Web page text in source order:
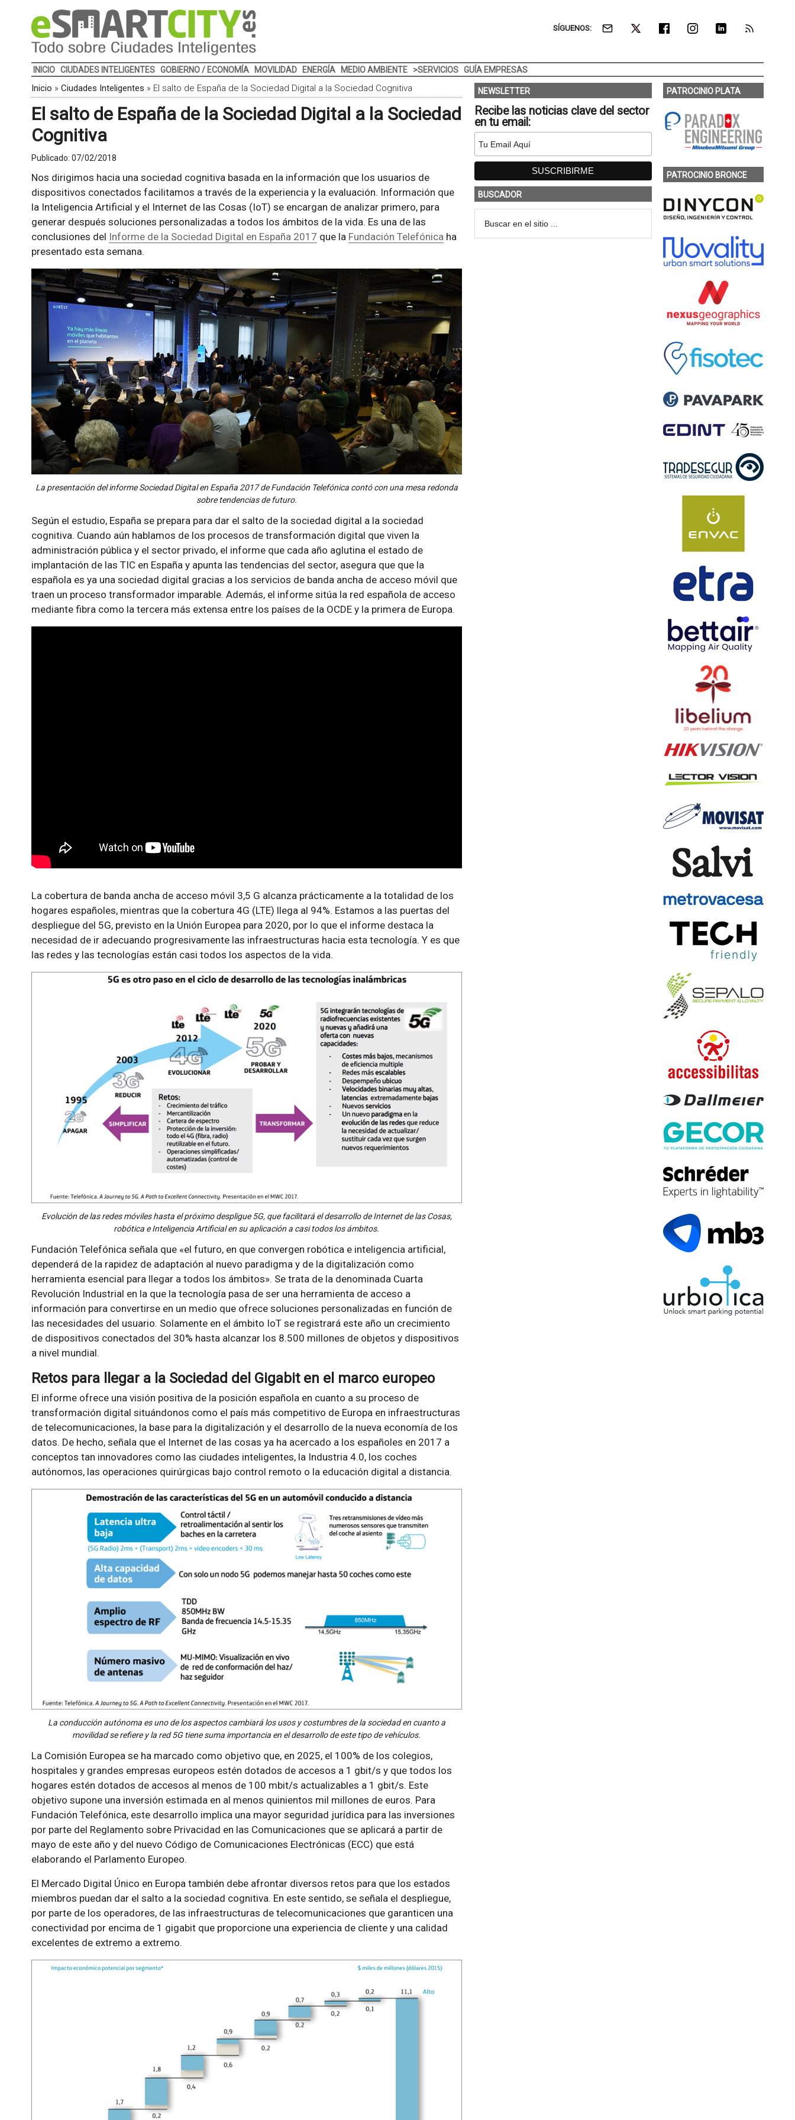
SÍGUENOS:
INICIO CIUDADES INTELIGENTES GOBIERNO / ECONOMÍA MOVILIDAD ENERGÍA MEDIO AMBIENTE >SERVICIOS GUÍA EMPRESAS
Inicio » Ciudades Inteligentes » El salto de España de la Sociedad Digital a la Sociedad Cognitiva
El salto de España de la Sociedad Digital a la Sociedad
Cognitiva
Publicado: 07/02/2018
Nos dirigimos hacia una sociedad cognitiva basada en la información que los usuarios de
dispositivos conectados facilitamos a través de la experiencia y la evaluación. Información que
la Inteligencia Artificial y el Internet de las Cosas (IoT) se encargan de analizar primero, para
generar después soluciones personalizadas a todos los ámbitos de la vida. Es una de las
conclusiones del Informe de la Sociedad Digital en España 2017 que la Fundación Telefónicaha
presentado esta semana.
La presentación del informe Sociedad Digital en España 2017 de Fundación Telefónica contó con una mesa redonda
sobre tendencias de futuro.
Según el estudio, España se prepara para dar el salto de la sociedad digital a la sociedad
cognitiva. Cuando aún hablamos de los procesos de transformación digital que viven la
administración pública y el sector privado, el informe que cada año aglutina el estado de
implantación de las TIC en España y apunta las tendencias del sector, asegura que que la
española es ya una sociedad digital gracias a los servicios de banda ancha de acceso móvil que
traen un proceso transformador imparable. Además, el informe sitúa la red española de acceso
mediante fibra como la tercera más extensa entre los países de la OCDE y la primera de Europa.
La cobertura de banda ancha de acceso móvil 3,5 G alcanza prácticamente a la totalidad de los
hogares españoles, mientras que la cobertura 4G (LTE) llega al 94%. Estamos a las puertas del
despliegue del 5G, previsto en la Unión Europea para 2020, por lo que el informe destaca la
necesidad de ir adecuando progresivamente las infraestructuras hacia esta tecnología. Y es que
las redes y las tecnologías están casi todos los aspectos de la vida.
Evolución de las redes móviles hasta el próximo despligue 5G, que facilitará el desarrollo de Internet de las Cosas,
robótica e Inteligencia Artificial en su aplicación a casi todos los ámbitos.
Fundación Telefónica señala que «el futuro, en que convergen robótica e inteligencia artificial,
dependerá de la rapidez de adaptación al nuevo paradigma y de la digitalización como
herramienta esencial para llegar a todos los ámbitos». Se trata de la denominada Cuarta
Revolución Industrial en la que la tecnología pasa de ser una herramienta de acceso a
información para convertirse en un medio que ofrece soluciones personalizadas en función de
las necesidades del usuario. Solamente en el ámbito IoT se registrará este año un crecimiento
de dispositivos conectados del 30% hasta alcanzar los 8.500 millones de objetos y dispositivos
a nivel mundial.
Retos para llegar a la Sociedad del Gigabit en el marco europeo
El informe ofrece una visión positiva de la posición española en cuanto a su proceso de
transformación digital situándonos como el país más competitivo de Europa en infraestructuras
de telecomunicaciones, la base para la digitalización y el desarrollo de la nueva economía de los
datos. De hecho, señala que el Internet de las cosas ya ha acercado a los españoles en 2017 a
conceptos tan innovadores como las ciudades inteligentes, la Industria 4.0, los coches
autónomos, las operaciones quirúrgicas bajo control remoto o la educación digital a distancia.
La conducción autónoma es uno de los aspectos cambiará los usos y costumbres de la sociedad en cuanto a
movilidad se refiere y la red 5G tiene suma importancia en el desarrollo de este tipo de vehículos.
La Comisión Europea se ha marcado como objetivo que, en 2025, el 100% de los colegios,
hospitales y grandes empresas europeos estén dotados de accesos a 1 gbit/s y que todos los
hogares estén dotados de accesos al menos de 100 mbit/s actualizables a 1 gbit/s. Este
objetivo supone una inversión estimada en al menos quinientos mil millones de euros. Para
Fundación Telefónica, este desarrollo implica una mayor seguridad jurídica para las inversiones
por parte del Reglamento sobre Privacidad en las Comunicaciones que se aplicará a partir de
mayo de este año y del nuevo Código de Comunicaciones Electrónicas (ECC) que está
elaborando el Parlamento Europeo.
El Mercado Digital Único en Europa también debe afrontar diversos retos para que los estados
miembros puedan dar el salto a la sociedad cognitiva. En este sentido, se señala el despliegue,
por parte de los operadores, de las infraestructuras de telecomunicaciones que garanticen una
conectividad por encima de 1 gigabit que proporcione una experiencia de cliente y una calidad
excelentes de extremo a extremo.
NEWSLETTER
Recibe las noticias clave del sector
en tu email:
BUSCADOR
PATROCINIO PLATA
PATROCINIO BRONCE